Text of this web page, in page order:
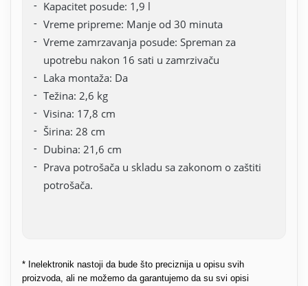
Kapacitet posude: 1,9 l
Vreme pripreme: Manje od 30 minuta
Vreme zamrzavanja posude: Spreman za
upotrebu nakon 16 sati u zamrzivaču
Laka montaža: Da
Težina: 2,6 kg
Visina: 17,8 cm
Širina: 28 cm
Dubina: 21,6 cm
Prava potrošača u skladu sa zakonom o zaštiti
potrošača.
* Inelektronik nastoji da bude što preciznija u opisu svih
proizvoda, ali ne možemo da garantujemo da su svi opisi